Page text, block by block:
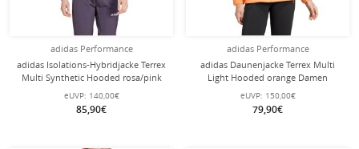
adidas Performance
adidas Isolations-Hybridjacke Terrex
Multi Synthetic Hooded rosa/pink
Damen
eUVP: 140,00€
85,90€
adidas Performance
adidas Daunenjacke Terrex Multi
Light Hooded orange Damen
eUVP: 150,00€
79,90€